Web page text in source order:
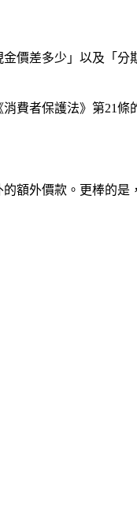
價差多少」以及「分
費者保護法》第21條
額外價款。更棒的